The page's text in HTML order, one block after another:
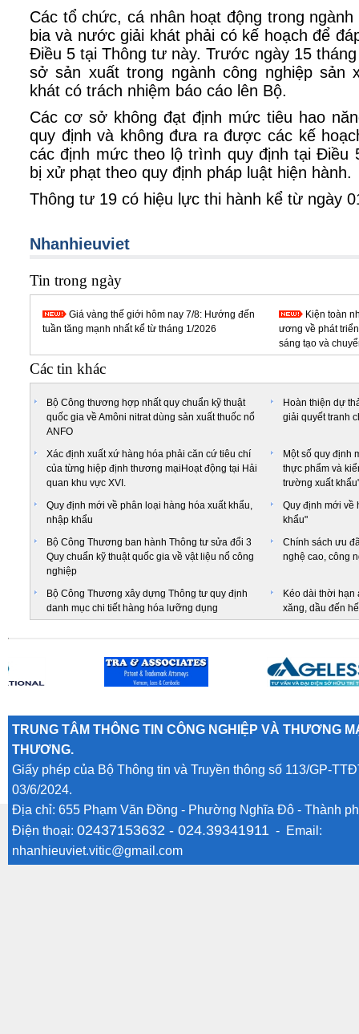
Các tổ chức, cá nhân hoạt động trong
bia và nước giải khát phải có kế hoạch để
Điều 5 tại Thông tư này. Trước ngày 15
sở sản xuất trong ngành công nghiệp sản
khát có trách nhiệm báo cáo lên Bộ.
Các cơ sở không đạt định mức tiêu hao
quy định và không đưa ra được các kế
các định mức theo lộ trình quy định tại Điều
bị xử phạt theo quy định pháp luật hiện hành.
Thông tư 19 có hiệu lực thi hành kể từ ngày
Nhanhieuviet
Tin trong ngày
Giá vàng thế giới hôm nay 7/8: Hướng đến
tuần tăng mạnh nhất kể từ tháng 1/2026
Kiện toàn
ương về phát
sáng tạo và
Các tin khác
Bộ Công thương hợp nhất quy chuẩn kỹ thuật
quốc gia về Amôni nitrat dùng sản xuất thuốc nổ
ANFO
Hoàn thiện dự
giải quyết tranh
Xác định xuất xứ hàng hóa phải căn cứ tiêu chí
của từng hiệp định thương mạiHoạt động tại Hải
quan khu vực XVI.
Một số quy định
thực phẩm và
trường xuất
Quy định mới về phân loại hàng hóa xuất khẩu,
nhập khẩu
Quy định mới về
khẩu"
Bộ Công Thương ban hành Thông tư sửa đổi 3
Quy chuẩn kỹ thuật quốc gia về vật liệu nổ công
nghiệp
Chính sách ưu
nghệ cao, công
Bộ Công Thương xây dựng Thông tư quy định
danh mục chi tiết hàng hóa lưỡng dụng
Kéo dài thời hạn
xăng, dầu đến
TRUNG TÂM THÔNG TIN CÔNG NGHIỆP VÀ THƯƠNG
THƯƠNG.
Giấy phép của Bộ Thông tin và Truyền thông số 113/GP-
03/6/2024.
Địa chỉ: 655 Phạm Văn Đồng - Phường Nghĩa Đô - Thành
Điện thoại: 02437153632 - 024.39341911 - Email:
nhanhieuviet.vitic@gmail.com